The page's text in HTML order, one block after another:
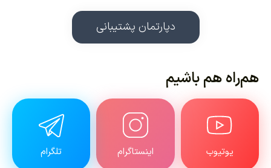
دپارتمان پشتیبانی
هم‌راه هم باشیم
یوتیوب اینستاگرام تلگرام